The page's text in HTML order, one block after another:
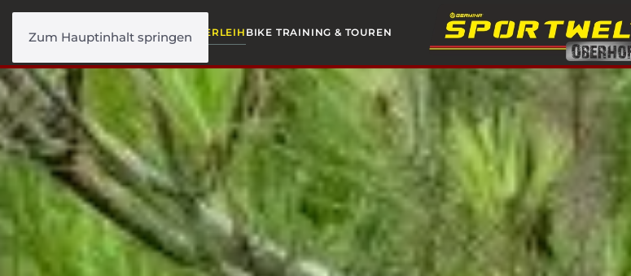
Zum Hauptinhalt springen
FAHRRAD VERLEIH BIKEPARK VERLEIH BIKE TRAINING & TOUREN